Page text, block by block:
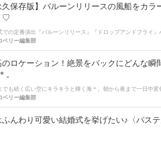
久保存版】バルーンリリースの風船をカ
♡
での定番演出『バルーンリリース』『ドロップアンドフライ
演出に使用する『バルーンの色』は自分たちで決めることが
ベリー編集部
のロケーション！絶景をバックにどんな
。
でも続く広い空にキラキラと輝く海＊。朝から夜まで一日中
戸が大好きな新郎新婦さんの体験をもとにおしゃれ港ウエデ
ベリー編集部
ふんわり可愛い結婚式を挙げたい♪〈パス